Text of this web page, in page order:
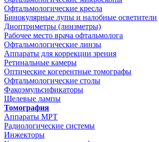
Офтальмологические кресла
Бинокулярные лупы и налобные осветители
Диоптриметры (линзметры)
Рабочее место врача офтальмолога
Офтальмологические линзы
Аппараты для коррекции зрения
Ретинальные камеры
Оптические когерентные томографы
Офтальмологические столы
Факоэмульсификаторы
Щелевые лампы
Томография
Аппараты МРТ
Радиологические системы
Инжекторы